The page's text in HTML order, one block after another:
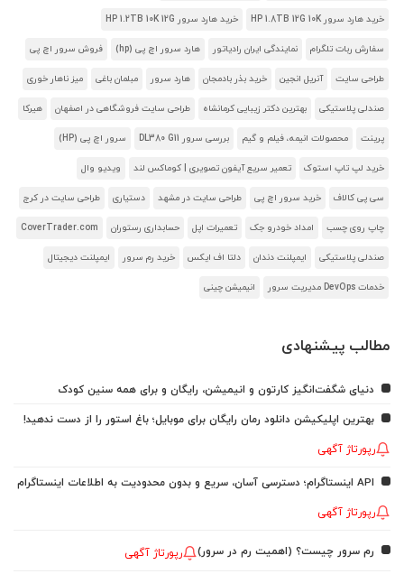
خرید هارد سرور HP 1.8TB 12G 10K خرید هارد سرور HP 1.2TB 10K 12G
سفارش ربات تلگرام نمایندگی ایران رادیاتور هارد سرور اچ پی (hp) فروش سرور اچ پی
طراحی سایت آنریل انجین خرید بذر بادمجان هارد سرور مبلمان باغی میز ناهار خوری
صندلی پلاستیکی بهترین دکتر زیبایی کرمانشاه طراحی سایت فروشگاهی در اصفهان هیرکا
پرینت محصولات انیمه، فیلم و گیم بررسی سرور DL380 G11 سرور اچ پی (HP)
خرید لپ تاپ استوک تعمیر سریع آیفون تصویری | کوماکس لند ویدیو وال
سی پی کالاف خرید سرور اچ پی طراحی سایت در مشهد دستیاری طراحی سایت در کرج
چاپ روی چسب امداد خودرو جک تعمیرات اپل حسابداری رستوران CoverTrader.com
صندلی پلاستیکی ایمپلنت دندان دلتا اف ایکس خرید رم سرور ایمپلنت دیجیتال
خدمات DevOps مدیریت سرور انیمیشن چینی
مطالب پیشنهادی
دنیای شگفت‌انگیز کارتون و انیمیشن، رایگان و برای همه سنین کودک
بهترین اپلیکیشن دانلود رمان رایگان برای موبایل؛ باغ استور را از دست ندهید!
رپورتاژ آگهی
API اینستاگرام؛ دسترسی آسان، سریع و بدون محدودیت به اطلاعات اینستاگرام
رپورتاژ آگهی
رم سرور چیست؟ (اهمیت رم در سرور) رپورتاژ آگهی